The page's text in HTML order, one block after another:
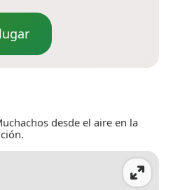
desde el aire en la